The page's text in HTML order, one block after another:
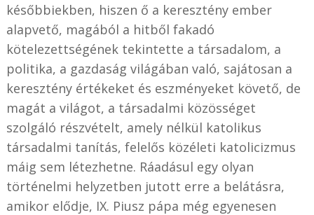
későbbiekben, hiszen ő a keresztény ember
alapvető, magából a hitből fakadó
kötelezettségének tekintette a társadalom, a
politika, a gazdaság világában való, sajátosan a
keresztény értékeket és eszményeket követő, de
magát a világot, a társadalmi közösséget
szolgáló részvételt, amely nélkül katolikus
társadalmi tanítás, felelős közéleti katolicizmus
máig sem létezhetne. Ráadásul egy olyan
történelmi helyzetben jutott erre a belátásra,
amikor elődje, IX. Piusz pápa még egyenesen